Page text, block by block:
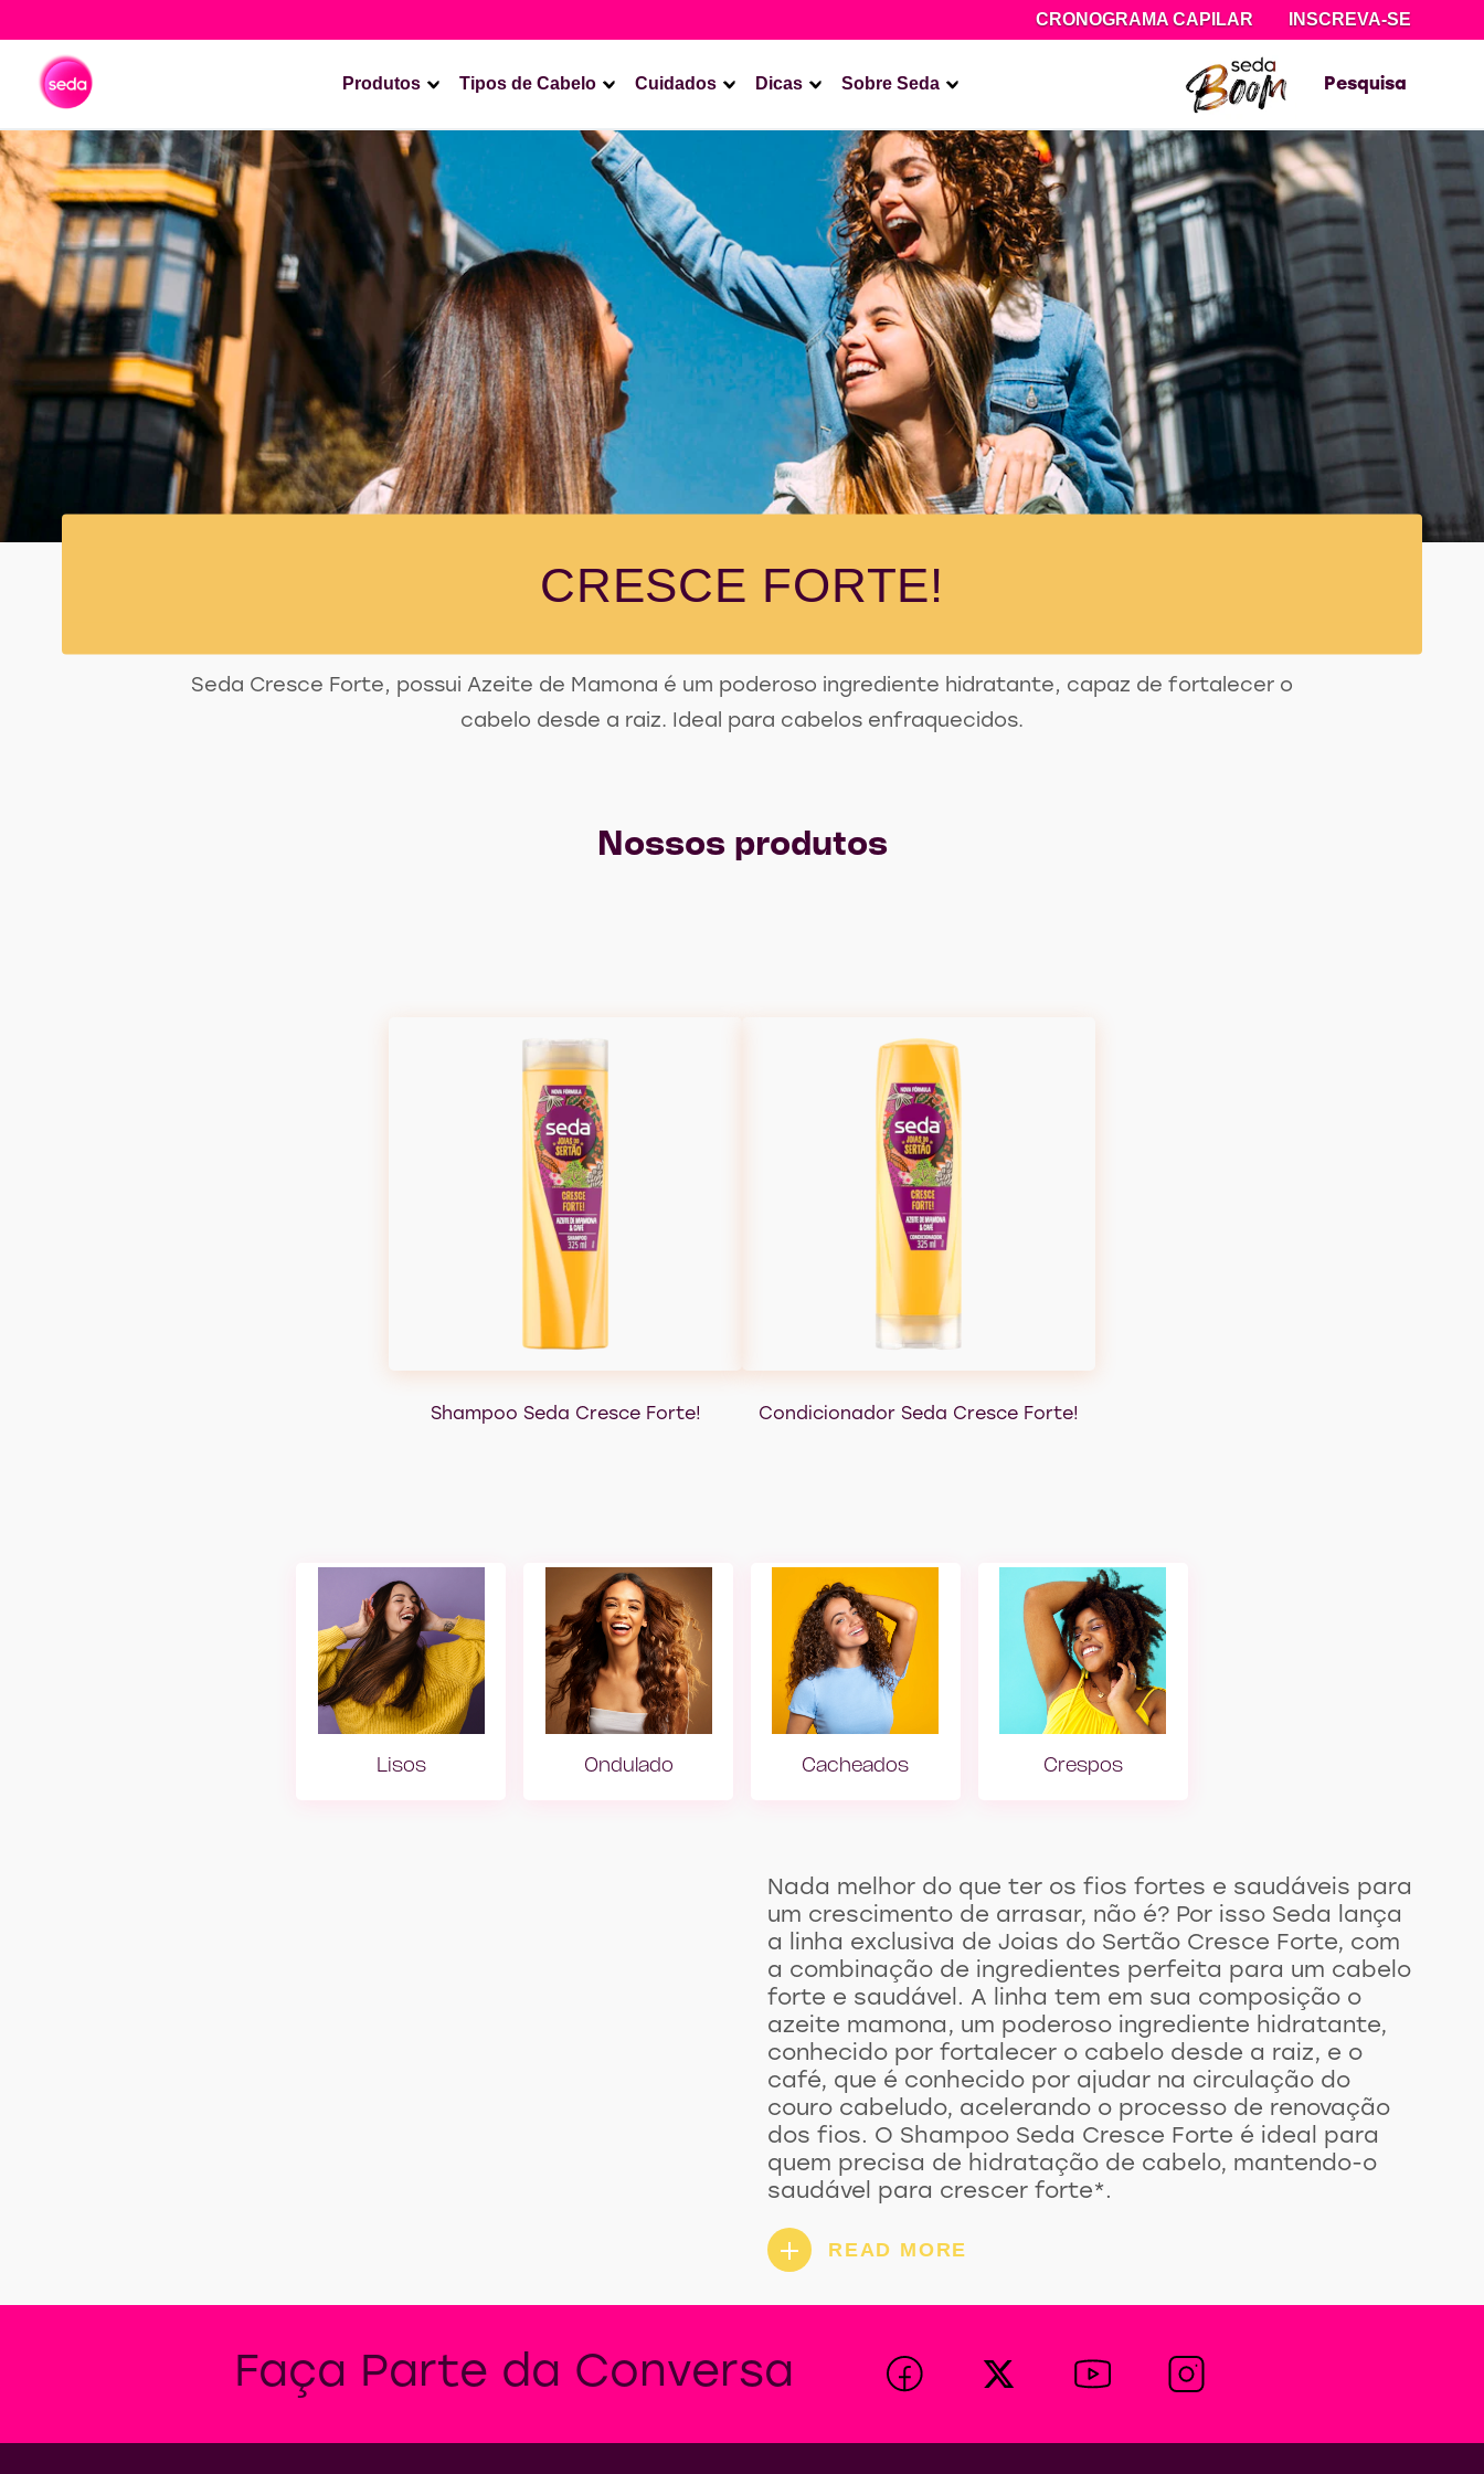
CRONOGRAMA CAPILAR INSCREVA-SE
Produtos Tipos de Cabelo Cuidados Dicas Sobre Seda Pesquisa
CRESCE FORTE!
Seda Cresce Forte, possui Azeite de Mamona é um poderoso ingrediente hidratante, capaz de fortalecer o
cabelo desde a raiz. Ideal para cabelos enfraquecidos.
Nossos produtos
Shampoo Seda Cresce Forte! Condicionador Seda Cresce Forte!
Lisos Ondulado Cacheados Crespos
Nada melhor do que ter os fios fortes e saudáveis para
um crescimento de arrasar, não é? Por isso Seda lança
a linha exclusiva de Joias do Sertão Cresce Forte, com
a combinação de ingredientes perfeita para um cabelo
forte e saudável. A linha tem em sua composição o
azeite mamona, um poderoso ingrediente hidratante,
conhecido por fortalecer o cabelo desde a raiz, e o
café, que é conhecido por ajudar na circulação do
couro cabeludo, acelerando o processo de renovação
quem precisa de hidratação de cabelo, mantendo-o
saudável para crescer forte*.
devolvem a saudabilidade para o fio. Quer resultados
ainda mais incríveis? Então use também o Tratamento